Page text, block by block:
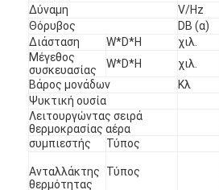
Δύναμη
V/Hz
Θόρυβος
DB (α)
Διάσταση
W*D*H χιλ.
Μέγεθος
συσκευασίας
W*D*H χιλ.
Βάρος μονάδων
Κλ
Ψυκτική ουσία
Λειτουργώντας σειρά
θερμοκρασίας αέρα
συμπιεστής
Τύπος
Ανταλλάκτης
θερμότητας
Τύπος